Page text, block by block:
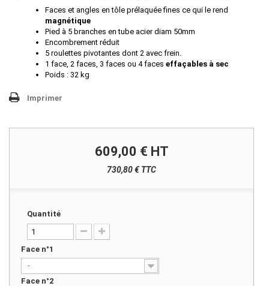
Faces et angles en tôle prélaquée fines ce qui le rend
magnétique
Pied à 5 branches en tube acier diam 50mm
Encombrement réduit
5 roulettes pivotantes dont 2 avec frein.
1 face, 2 faces, 3 faces ou 4 faces effaçables à sec
Poids : 32 kg
Imprimer
609,00 € HT
730,80 € TTC
Quantité
Face n°1
-
Face n°2